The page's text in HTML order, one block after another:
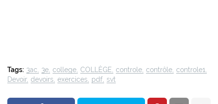
Tags: 3ac 3e college COLLÈGE controle contrôle controle1
Devoir devoirs exercices pdf svt